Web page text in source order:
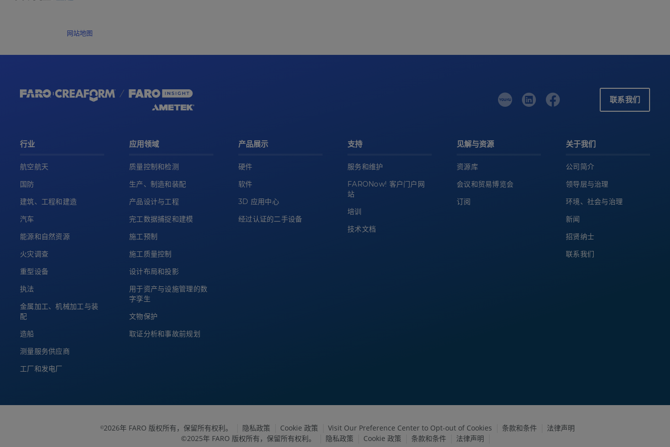
网站地图
联系我们
行业
航空航天
国防
建筑、工程和建造
汽车
能源和自然资源
火灾调查
重型设备
执法
金属加工、机械加工与装
配
造船
测量服务供应商
工厂和发电厂
应用领域
质量控制和检测
生产、制造和装配
产品设计与工程
完工数据捕捉和建模
施工预制
施工质量控制
设计布局和投影
用于资产与设施管理的数
字孪生
文物保护
取证分析和事故前规划
产品展示
硬件
软件
3D 应用中心
经过认证的二手设备
支持
服务和维护
FARONow! 客户门户网
站
培训
技术文档
见解与资源
资源库
会议和贸易博览会
订阅
关于我们
公司简介
领导层与治理
环境、社会与治理
新闻
招贤纳士
联系我们
©2026年 FARO 版权所有，保留所有权利。 隐私政策 Cookie 政策 Visit Our Preference Center to Opt-out of Cookies 条款和条件
法律声明
©2025年 FARO 版权所有，保留所有权利。
隐私政策 Cookie 政策 条款和条件 法律声明